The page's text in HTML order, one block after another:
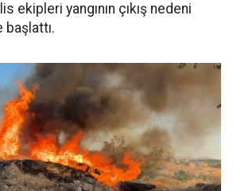
ekipleri yangının çıkış nedeni
başlattı.